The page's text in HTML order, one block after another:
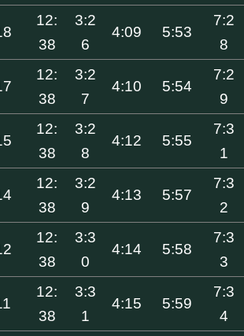
12:
38
3:2
6
4:09 5:53
7:2
8
12:
38
3:2
7
4:10 5:54
7:2
9
12:
38
3:2
8
4:12 5:55
7:3
1
12:
38
3:2
9
4:13 5:57
7:3
2
12:
38
3:3
0
4:14 5:58
7:3
3
12:
38
3:3
1
4:15 5:59
7:3
4